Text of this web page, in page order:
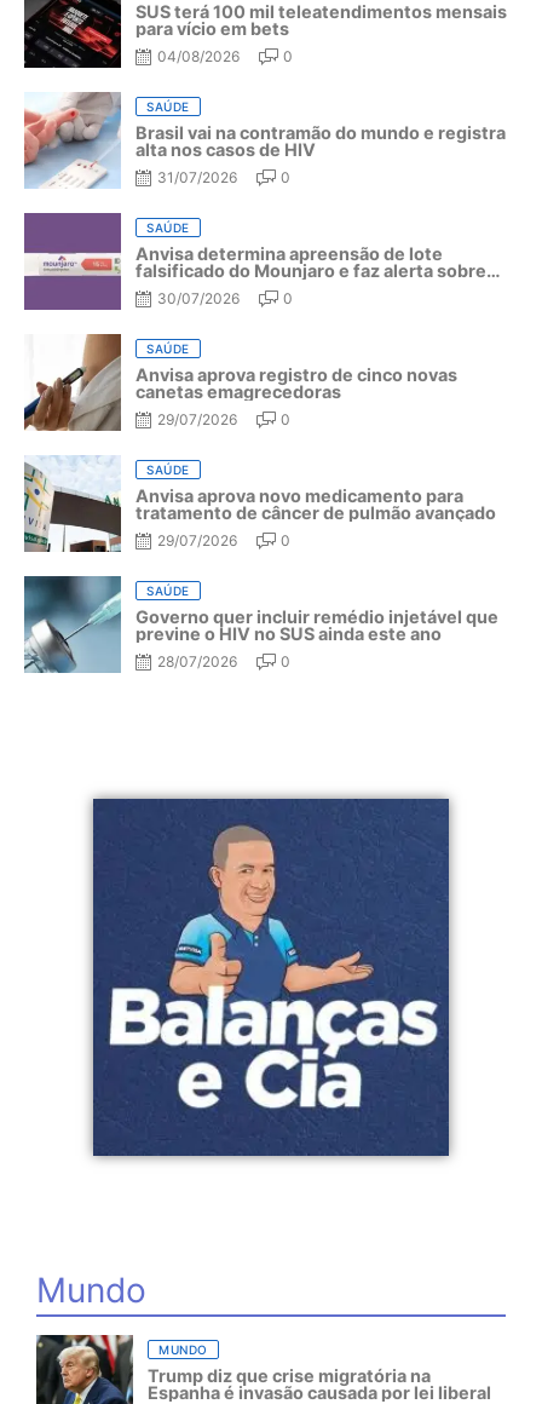
SUS terá 100 mil teleatendimentos mensais
para vício em bets
04/08/2026 0
SAÚDE
Brasil vai na contramão do mundo e registra
alta nos casos de HIV
31/07/2026 0
SAÚDE
Anvisa determina apreensão de lote
falsificado do Mounjaro e faz alerta sobre
riscos do medicamento
30/07/2026 0
SAÚDE
Anvisa aprova registro de cinco novas
canetas emagrecedoras
29/07/2026 0
SAÚDE
Anvisa aprova novo medicamento para
tratamento de câncer de pulmão avançado
29/07/2026 0
SAÚDE
Governo quer incluir remédio injetável que
previne o HIV no SUS ainda este ano
28/07/2026 0
Mundo
MUNDO
Trump diz que crise migratória na
Espanha é invasão causada por lei liberal